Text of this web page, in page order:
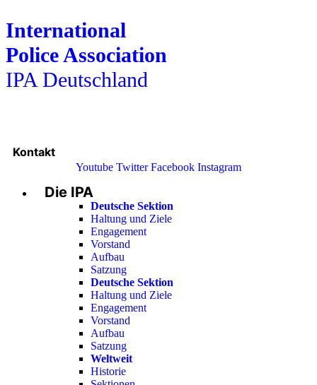
International
Police Association
IPA Deutschland
Kontakt
Youtube Twitter Facebook Instagram
Menu
Die IPA
Deutsche Sektion
Haltung und Ziele
Engagement
Vorstand
Aufbau
Satzung
Deutsche Sektion
Haltung und Ziele
Engagement
Vorstand
Aufbau
Satzung
Weltweit
Historie